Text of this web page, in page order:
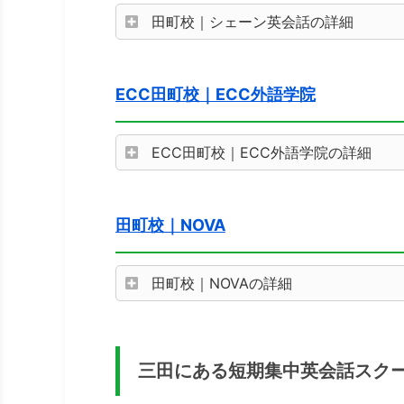
田町校｜シェーン英会話の詳細
ECC田町校｜ECC外語学院
ECC田町校｜ECC外語学院の詳細
田町校｜NOVA
田町校｜NOVAの詳細
三田にある短期集中英会話スク